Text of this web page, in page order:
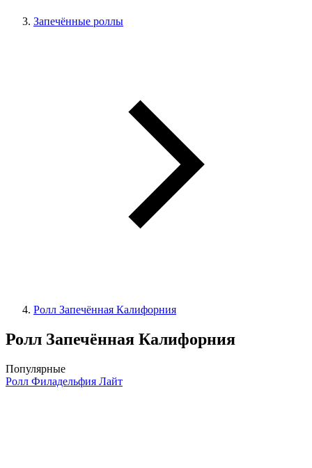
Запечённые роллы
Ролл Запечённая Калифорния
Ролл Запечённая Калифорния
Популярные
Ролл Филадельфия Лайт